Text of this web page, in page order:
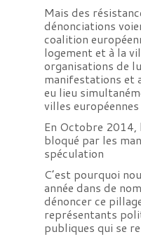
Mais des
dénonciations
coalition
logement et à la
organisations de
manifestations et
eu lieu
villes
En Octobre 2014,
bloqué par les
spéculation
C’est pourquoi
année dans de
dénoncer ce
représentants
publiques qui se